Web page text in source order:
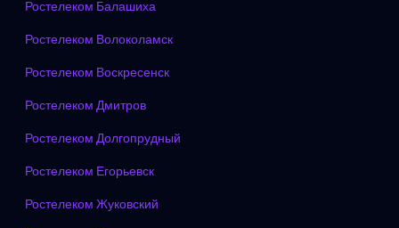
Ростелеком Балашиха
Ростелеком Волоколамск
Ростелеком Воскресенск
Ростелеком Дмитров
Ростелеком Долгопрудный
Ростелеком Егорьевск
Ростелеком Жуковский